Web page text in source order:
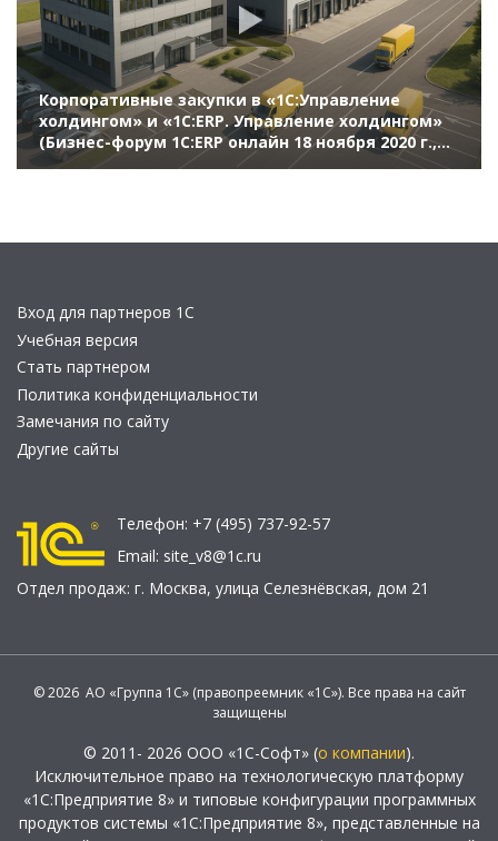
Корпоративные закупки в «1С:Управление
холдингом» и «1С:ERP. Управление холдингом»
(Бизнес-форум 1С:ERP онлайн 18 ноября 2020 г.,
Попов Леонид, «1С»)
Вход для партнеров 1С
Учебная версия
Стать партнером
Политика конфиденциальности
Замечания по сайту
Другие сайты
Телефон: +7 (495) 737-92-57
Email: site_v8@1c.ru
Отдел продаж: г. Москва, улица Селезнёвская, дом 21
© 2026 АО «Группа 1С» (правопреемник «1С»). Все права на сайт
защищены
© 2011- 2026 ООО «1С-Софт» (о компании).
Исключительное право на технологическую платформу
«1С:Предприятие 8» и типовые конфигурации программных
продуктов системы «1С:Предприятие 8», представленные на